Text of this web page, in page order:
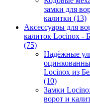
замки для
калитки (13)
Аксессуары для
калиток Locinox -
(75)
Надёжные
Locinox из
(10)
Замки
ворот и